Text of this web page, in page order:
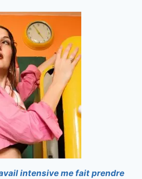
intensive me fait prendre